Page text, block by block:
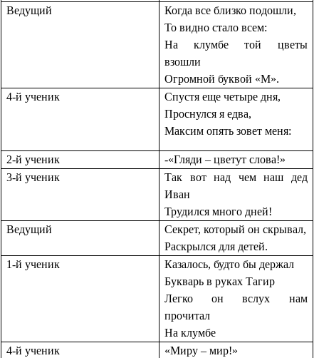
Ведущий
Когда все близко подошли,
То видно стало всем:
На клумбе той цветы
взошли
Огромной буквой «М».
4-й ученик
Спустя еще четыре дня,
Проснулся я едва,
Максим опять зовет меня:
2-й ученик
-«Гляди – цветут слова!»
3-й ученик
Так вот над чем наш дед
Иван
Трудился много дней!
Ведущий
Секрет, который он скрывал,
Раскрылся для детей.
1-й ученик
Казалось, будто бы держал
Букварь в руках Тагир
Легко он вслух нам
прочитал
На клумбе
4-й ученик
«Миру – мир!»